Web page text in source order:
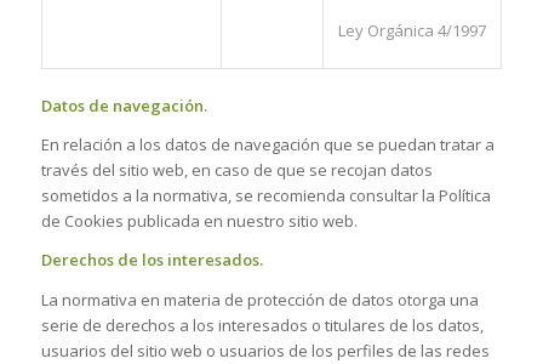
Ley Orgánica 4/1997
Datos de navegación.
En relación a los datos de navegación que se puedan tratar a
través del sitio web, en caso de que se recojan datos
sometidos a la normativa, se recomienda consultar la Política
de Cookies publicada en nuestro sitio web.
Derechos de los interesados.
La normativa en materia de protección de datos otorga una
serie de derechos a los interesados o titulares de los datos,
usuarios del sitio web o usuarios de los perfiles de las redes